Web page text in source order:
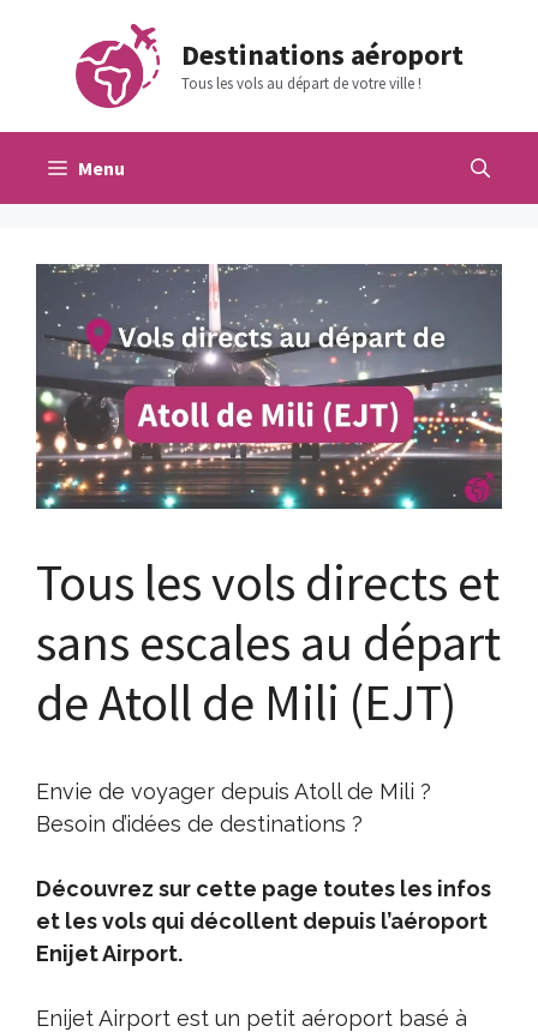
contenu
Destinations aéroport
Tous les vols au départ de votre ville !
Menu
Tous les vols directs et
sans escales au départ
de Atoll de Mili (EJT)
Envie de voyager depuis Atoll de Mili ?
Besoin d’idées de destinations ?
Découvrez sur cette page toutes les infos
et les vols qui décollent depuis l’aéroport
Enijet Airport.
Enijet Airport est un petit aéroport basé à